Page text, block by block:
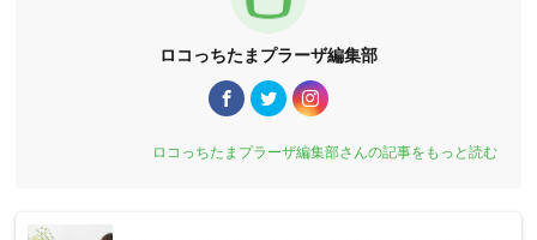
ロコっちたまプラーザ編集部
ロコっちたまプラーザ編集部さんの記事をもっと読む